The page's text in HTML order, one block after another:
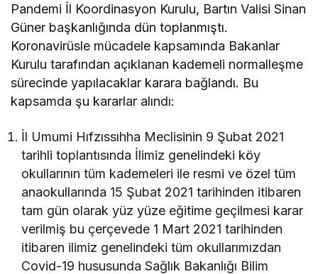
Pandemi İl Koordinasyon Kurulu, Bartın Valisi Sinan
Güner başkanlığında dün toplanmıştı.
Koronavirüsle mücadele kapsamında Bakanlar
Kurulu tarafından açıklanan kademeli normalleşme
sürecinde yapılacaklar karara bağlandı. Bu
kapsamda şu kararlar alındı:
İl Umumi Hıfzıssıhha Meclisinin 9 Şubat 2021
tarihli toplantısında İlimiz genelindeki köy
okullarının tüm kademeleri ile resmi ve özel tüm
anaokullarında 15 Şubat 2021 tarihinden itibaren
tam gün olarak yüz yüze eğitime geçilmesi karar
verilmiş bu çerçevede 1 Mart 2021 tarihinden
itibaren ilimiz genelindeki tüm okullarımızdan
Covid-19 hususunda Sağlık Bakanlığı Bilim